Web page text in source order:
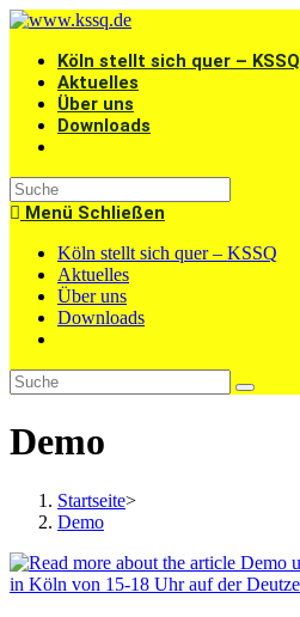
Zum
springenKöln stellt sich quer – KSSQ
Aktuelles
Über uns
Downloads
umschalten
Menü Schließen
Köln stellt sich quer – KSSQ
Aktuelles
Über uns
Downloads
umschalten
Demo
Startseite>
Demo